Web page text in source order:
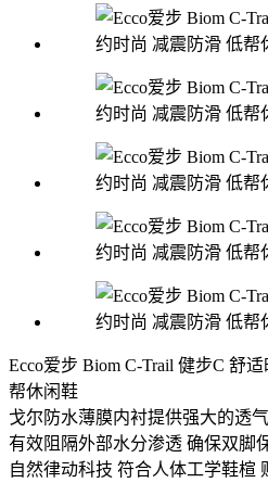
Ecco爱步 Biom C-Trail 健步C 舒
帮休闲鞋
戈尔防水薄膜内衬提供强大的透
有效阻隔外部水分渗透 确保双脚
自然律动科技 符合人体工学鞋楦